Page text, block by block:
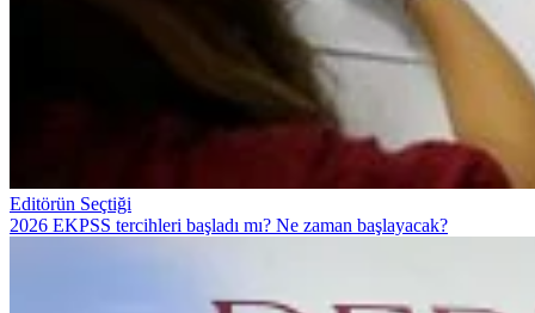
Editörün Seçtiği
2026 EKPSS tercihleri başladı mı? Ne zaman başlayacak?